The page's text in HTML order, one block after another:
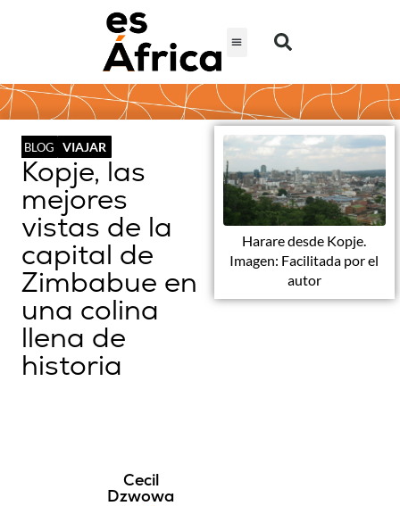
BLOG VIAJAR
Kopje, las
mejores
vistas de la
capital de
Zimbabue en
una colina
llena de
historia
Harare desde Kopje.
Imagen: Facilitada por el
autor
Cecil
Dzwowa